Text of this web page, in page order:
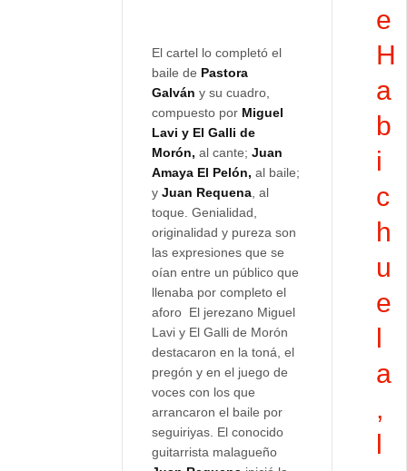
El cartel lo completó el
baile de Pastora
Galván y su cuadro,
compuesto por Miguel
Lavi y El Galli de
Morón, al cante;Juan
Amaya El Pelón, al baile;
yJuan Requena , al
toque. Genialidad,
originalidad y pureza son
las expresiones que se
oían entre un público que
llenaba por completo el
aforo El jerezano Miguel
Lavi y El Galli de Morón
destacaron en la toná, el
pregón y en el juego de
voces con los que
arrancaron el baile por
seguiriyas. El conocido
guitarrista malagueño
e
H
a
b
i
c
h
u
e
l
a
,
l